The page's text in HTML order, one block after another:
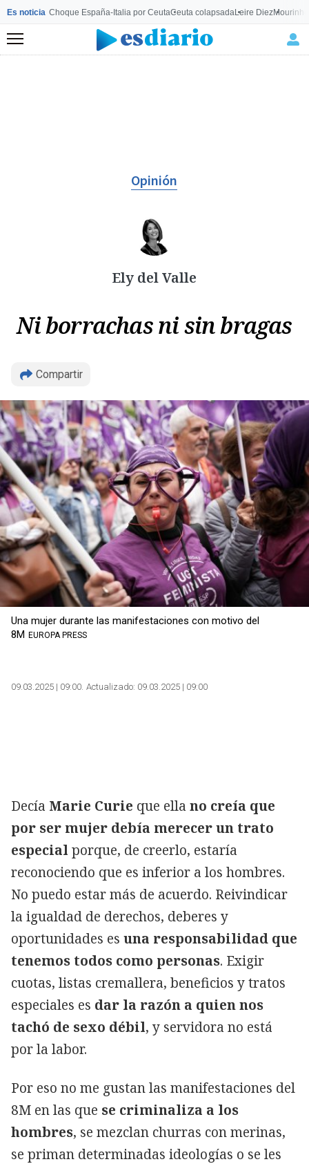
Es noticia Choque España-Italia por CeutaCeuta colapsadaLeire Diez
Menú
Opinión
Ely del Valle
Ni borrachas ni sin bragas
Compartir
Copiar
Una mujer durante las manifestaciones con motivo del
8M EUROPA PRESS
09.03.2025 | 09:00 Actualizado: 09.03.2025 | 09:00
Decía Marie Curie que ella no creía que
por ser mujer debía merecer un trato
especial porque, de creerlo, estaría
reconociendo que es inferior a los hombres.
No puedo estar más de acuerdo. Reivindicar
la igualdad de derechos, deberes y
oportunidades es una responsabilidad que
tenemos todos como personas. Exigir
cuotas, listas cremallera, beneficios y tratos
especiales es dar la razón a quien nos
tachó de sexo débil, y servidora no está
por la labor.
Por eso no me gustan las manifestaciones del
8M en las que se criminaliza a los
hombres, se mezclan churras con merinas,
se priman determinadas ideologías o se les